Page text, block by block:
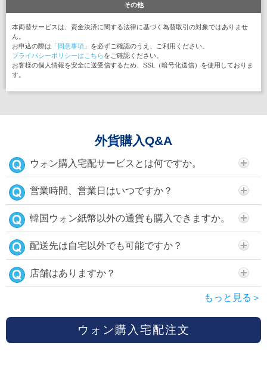
その他
本両替サービスは、資金決済に関する法律に基づく為替取引の対象ではありませ
ん。
お申込の際は 「同意事項」 を必ずご確認のうえ、ご利用ください。
プライバシーポリシーはこちらをご確認ください。
お客様の個人情報を安全に送受信するため、SSL（暗号化送信）を使用しておりま
す。
外貨購入Q&A
ウォン購入宅配サービスとは何ですか。
営業時間、営業日はいつですか？
韓国ウォン紙幣以外の通貨も購入できますか。
配送先は自宅以外でも可能ですか？
店舗はありますか？
もっと見る＞
ウォン購入宅配注文